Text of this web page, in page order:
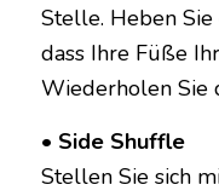
Stelle. Heben Sie
dass Ihre Füße
Wiederholen Sie
• Side Shuffle
Stellen Sie sich